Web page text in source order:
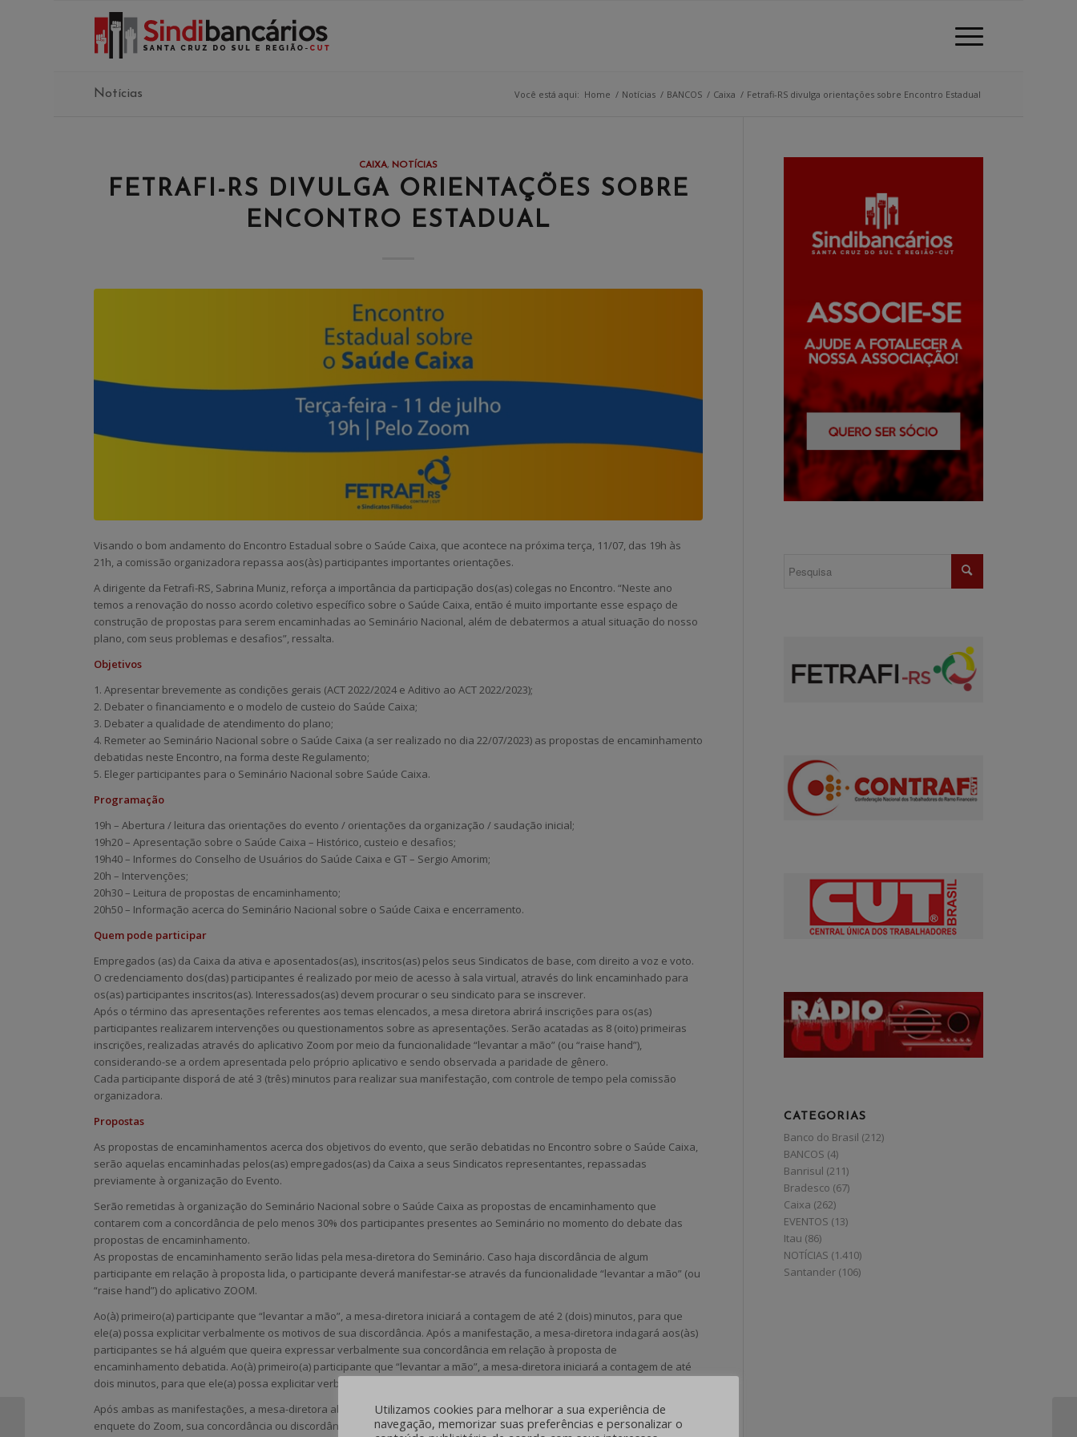
Notícias Você está aqui: Home / Notícias / BANCOS / Caixa / Fetrafi-RS divulga orientações sobre Encontro Estadual
CAIXA, NOTÍCIAS
FETRAFI-RS DIVULGA ORIENTAÇÕES SOBRE
ENCONTRO ESTADUAL
Visando o bom andamento do Encontro Estadual sobre o Saúde Caixa, que acontece na próxima terça, 11/07, das 19h às
21h, a comissão organizadora repassa aos(às) participantes importantes orientações.
A dirigente da Fetrafi-RS, Sabrina Muniz, reforça a importância da participação dos(as) colegas no Encontro. “Neste ano
temos a renovação do nosso acordo coletivo específico sobre o Saúde Caixa, então é muito importante esse espaço de
construção de propostas para serem encaminhadas ao Seminário Nacional, além de debatermos a atual situação do nosso
plano, com seus problemas e desafios”, ressalta.
Objetivos
1. Apresentar brevemente as condições gerais (ACT 2022/2024 e Aditivo ao ACT 2022/2023);
2. Debater o financiamento e o modelo de custeio do Saúde Caixa;
3. Debater a qualidade de atendimento do plano;
4. Remeter ao Seminário Nacional sobre o Saúde Caixa (a ser realizado no dia 22/07/2023) as propostas de encaminhamento
debatidas neste Encontro, na forma deste Regulamento;
5. Eleger participantes para o Seminário Nacional sobre Saúde Caixa.
Programação
19h – Abertura / leitura das orientações do evento / orientações da organização / saudação inicial;
19h20 – Apresentação sobre o Saúde Caixa – Histórico, custeio e desafios;
19h40 – Informes do Conselho de Usuários do Saúde Caixa e GT – Sergio Amorim;
20h – Intervenções;
20h30 – Leitura de propostas de encaminhamento;
20h50 – Informação acerca do Seminário Nacional sobre o Saúde Caixa e encerramento.
Quem pode participar
Empregados (as) da Caixa da ativa e aposentados(as), inscritos(as) pelos seus Sindicatos de base, com direito a voz e voto.
O credenciamento dos(das) participantes é realizado por meio de acesso à sala virtual, através do link encaminhado para
os(as) participantes inscritos(as). Interessados(as) devem procurar o seu sindicato para se inscrever.
Após o término das apresentações referentes aos temas elencados, a mesa diretora abrirá inscrições para os(as)
participantes realizarem intervenções ou questionamentos sobre as apresentações. Serão acatadas as 8 (oito) primeiras
inscrições, realizadas através do aplicativo Zoom por meio da funcionalidade “levantar a mão” (ou “raise hand”),
considerando-se a ordem apresentada pelo próprio aplicativo e sendo observada a paridade de gênero.
Cada participante disporá de até 3 (três) minutos para realizar sua manifestação, com controle de tempo pela comissão
organizadora.
Propostas
As propostas de encaminhamentos acerca dos objetivos do evento, que serão debatidas no Encontro sobre o Saúde Caixa,
serão aquelas encaminhadas pelos(as) empregados(as) da Caixa a seus Sindicatos representantes, repassadas
previamente à organização do Evento.
Serão remetidas à organização do Seminário Nacional sobre o Saúde Caixa as propostas de encaminhamento que
contarem com a concordância de pelo menos 30% dos participantes presentes ao Seminário no momento do debate das
propostas de encaminhamento.
As propostas de encaminhamento serão lidas pela mesa-diretora do Seminário. Caso haja discordância de algum
participante em relação à proposta lida, o participante deverá manifestar-se através da funcionalidade “levantar a mão” (ou
“raise hand”) do aplicativo ZOOM.
Ao(à) primeiro(a) participante que “levantar a mão”, a mesa-diretora iniciará a contagem de até 2 (dois) minutos, para que
ele(a) possa explicitar verbalmente os motivos de sua discordância. Após a manifestação, a mesa-diretora indagará aos(às)
participantes se há alguém que queira expressar verbalmente sua concordância em relação à proposta de
encaminhamento debatida. Ao(à) primeiro(a) participante que “levantar a mão”, a mesa-diretora iniciará a contagem de até
dois minutos, para que ele(a) possa explicitar verbalmente os motivos de sua concordância.
Após ambas as manifestações, a mesa-diretora abrirá um prazo para que os(as) participantes manifestem, através de
enquete do Zoom, sua concordância ou discordância em relação à proposta de encaminhamento debatida.
CATEGORIAS
Banco do Brasil (212)
BANCOS (4)
Banrisul (211)
Bradesco (67)
Caixa (262)
EVENTOS (13)
Itau (86)
NOTÍCIAS (1.410)
Santander (106)
Lei de igualdade
Utilizamos cookies para melhorar a sua experiência de
navegação, memorizar suas preferências e personalizar o